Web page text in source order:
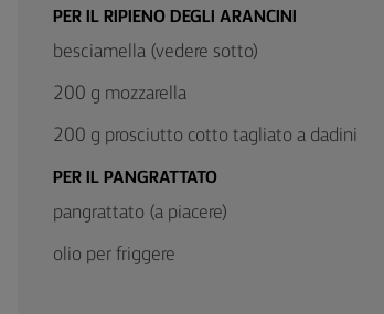
PER IL RIPIENO DEGLI ARANCINI
besciamella (vedere sotto)
200 g mozzarella
200 g prosciutto cotto tagliato a dadini
PER IL PANGRATTATO
pangrattato (a piacere)
olio per friggere